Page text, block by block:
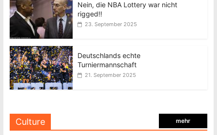
Nein, die NBA Lottery war nicht
rigged!!
23. September 2025
Deutschlands echte
Turniermannschaft
21. September 2025
Culture mehr